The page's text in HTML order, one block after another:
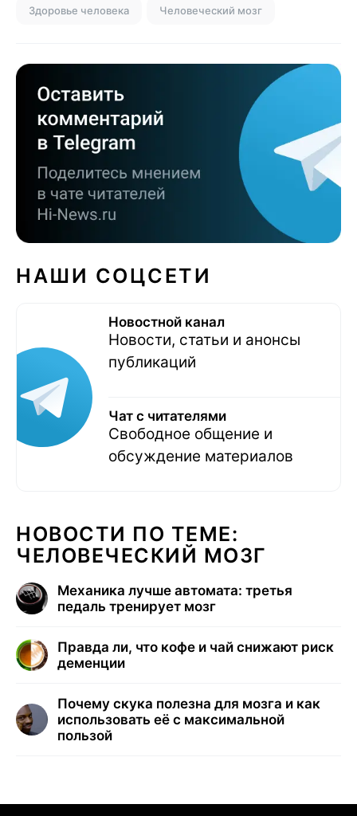
Здоровье человека Человеческий мозг
НАШИ СОЦСЕТИ
Новостной канал
Новости, статьи и анонсы
публикаций
Чат с читателями
Свободное общение и
обсуждение материалов
НОВОСТИ ПО ТЕМЕ:
ЧЕЛОВЕЧЕСКИЙ МОЗГ
Механика лучше автомата: третья
педаль тренирует мозг
Правда ли, что кофе и чай снижают риск
деменции
Почему скука полезна для мозга и как
использовать её с максимальной
пользой